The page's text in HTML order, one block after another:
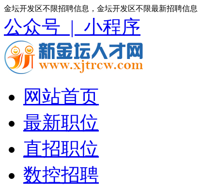
金坛开发区不限招聘信息，金坛开发区不限最新招聘信息
公众号 | 小程序
网站首页
最新职位
直招职位
数控招聘